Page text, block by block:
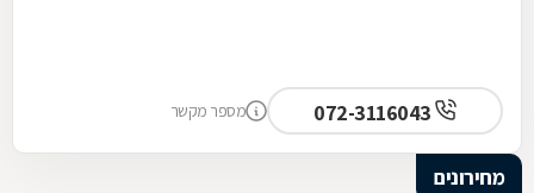
מספר מקשר
מחירונים